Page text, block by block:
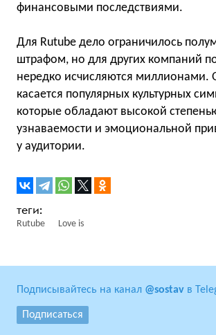
финансовыми последствиями.
Для Rutube дело ограничилось
штрафом, но для других компаний
нередко исчисляются миллионами.
касается популярных культурных
которые обладают высокой
узнаваемости и эмоциональной
у аудитории.
Rutube Love is
Подписывайтесь на канал @sostav в
Подписаться